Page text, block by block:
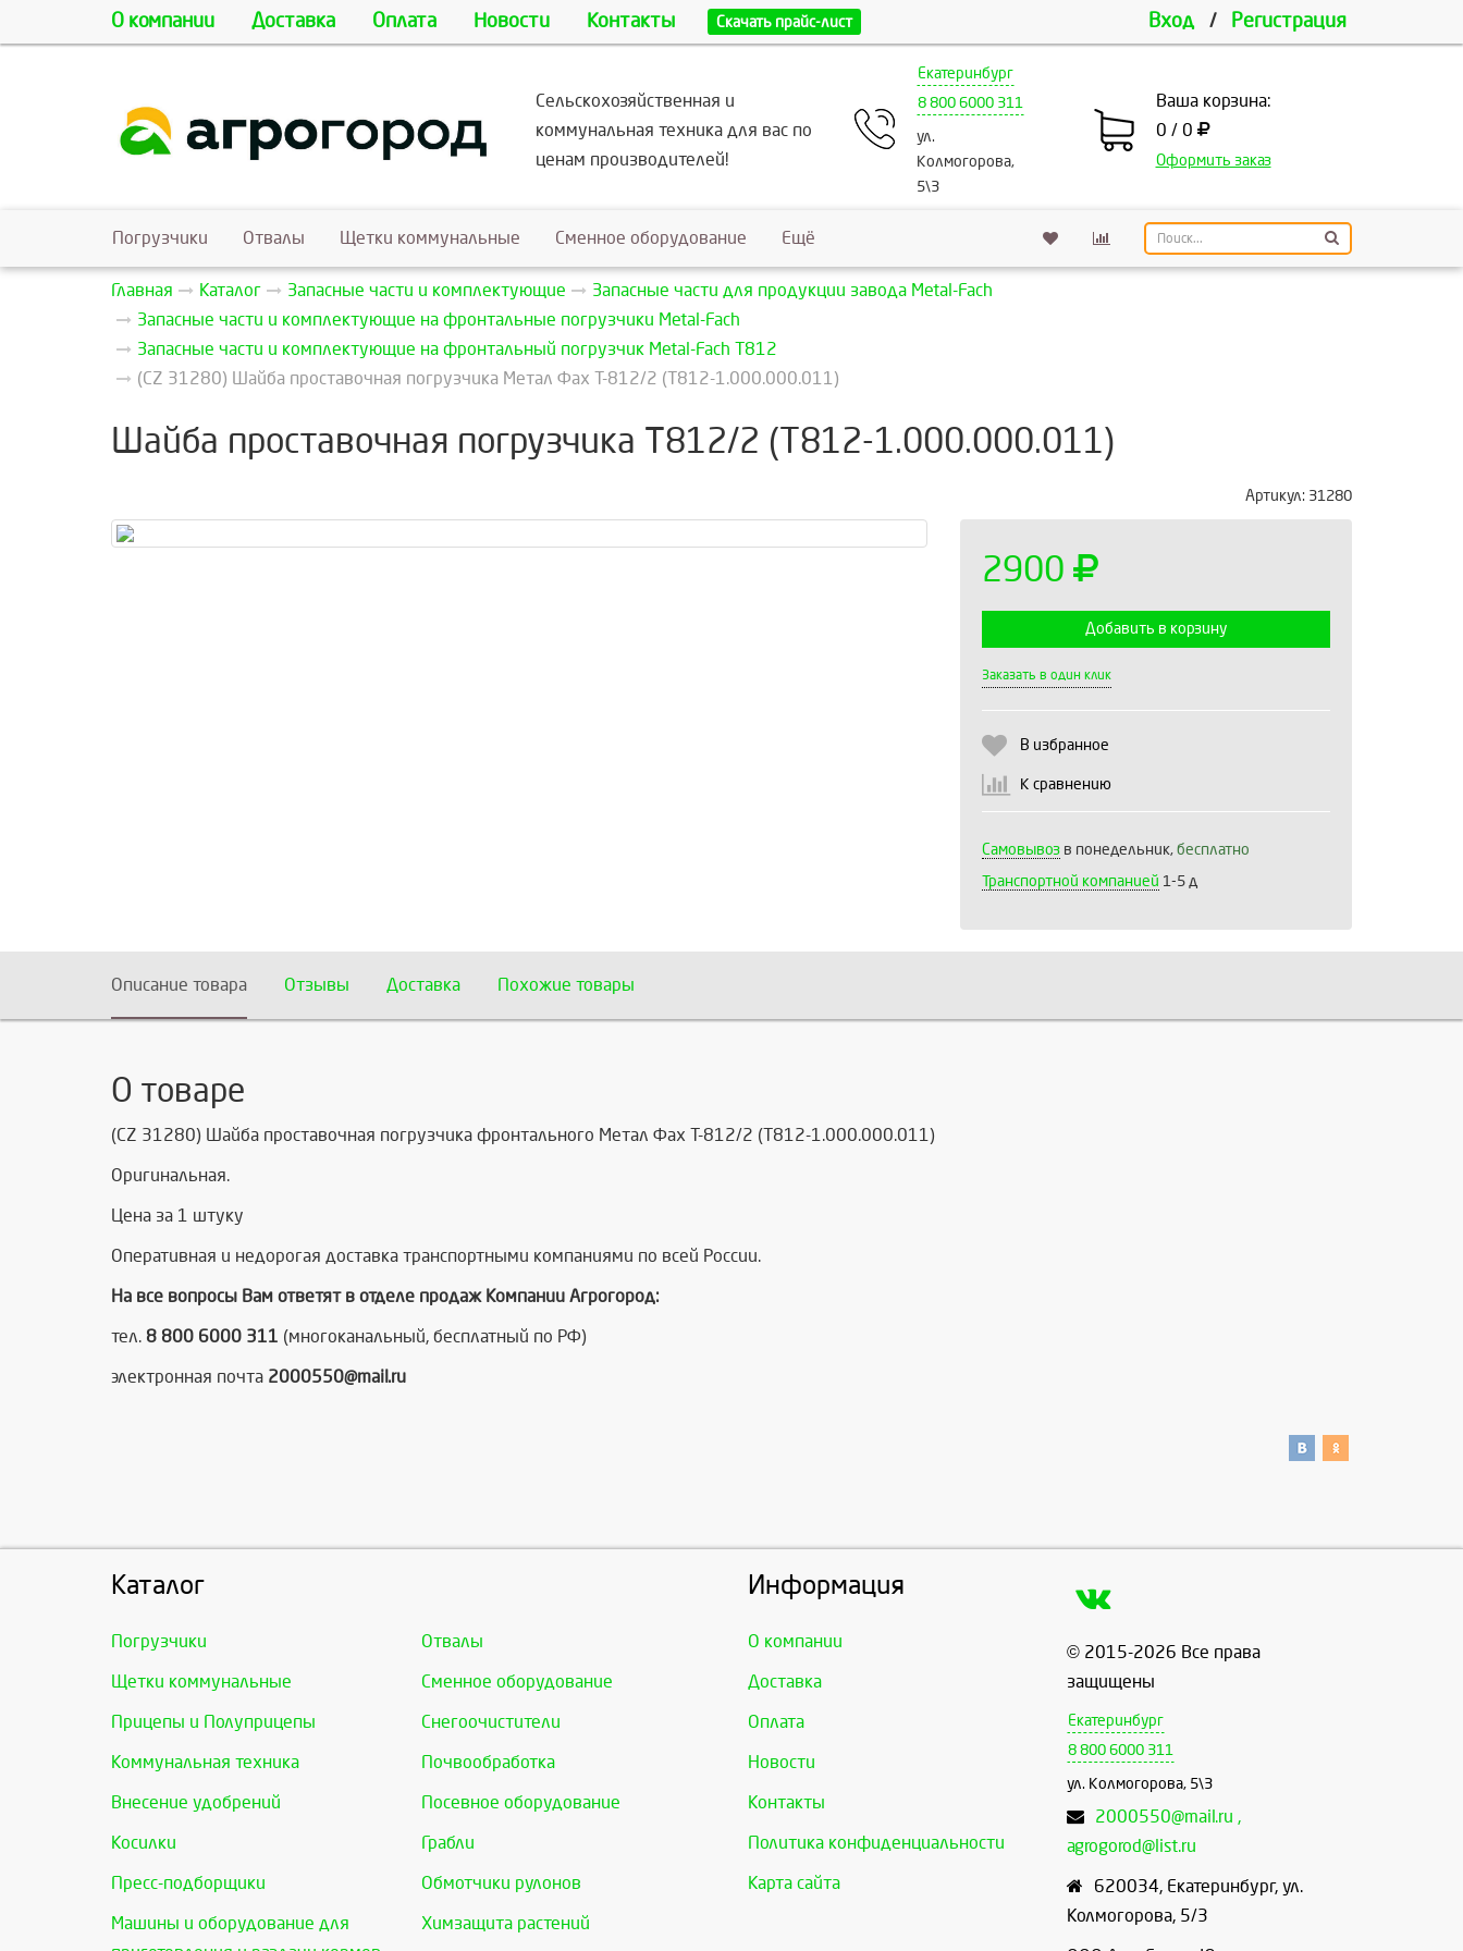
О компании Доставка Оплата Новости Контакты Скачать прайс-лист Вход / Регистрация
Сельскохозяйственная и
коммунальная техника для вас по
ценам производителей!
Екатеринбург
8 800 6000 311
ул.
Колмогорова,
5\3
Ваша корзина:
0 / 0
Оформить заказ
Погрузчики Отвалы Щетки коммунальные Сменное оборудование Ещё
Главная Каталог Запасные части и комплектующие
Запасные части для продукции завода Metal-Fach
Запасные части и комплектующие на фронтальные погрузчики Metal-Fach
Запасные части и комплектующие на фронтальный погрузчик Metal-Fach Т812
(CZ 31280) Шайба проставочная погрузчика Метал Фах Т-812/2 (T812-1.000.000.011)
Шайба проставочная погрузчика Т812/2 (T812-1.000.000.011)
Артикул: 31280
2900
Добавить в корзину
Заказать в один клик
В избранное
К сравнению
Самовывоз в понедельник, бесплатно
Транспортной компанией 1-5 д
Описание товара Отзывы Доставка Похожие товары
О товаре
(CZ 31280) Шайба проставочная погрузчика фронтального Метал Фах Т-812/2 (T812-1.000.000.011)
Оригинальная.
Цена за 1 штуку
Оперативная и недорогая доставка транспортными компаниями по всей России.
На все вопросы Вам ответят в отделе продаж Компании Агрогород:
тел. 8 800 6000 311 (многоканальный, бесплатный по РФ)
электронная почта 2000550@mail.ru
Каталог
Погрузчики Отвалы
Щетки коммунальные Сменное оборудование
Прицепы и Полуприцепы Снегоочистители
Коммунальная техника Почвообработка
Внесение удобрений Посевное оборудование
Косилки Грабли
Пресс-подборщики Обмотчики рулонов
Машины и оборудование для
Химзащита растений
Информация
О компании
Доставка
Оплата
Новости
Контакты
Политика конфиденциальности
Карта сайта
© 2015-2026 Все права
защищены
Екатеринбург
8 800 6000 311
ул. Колмогорова, 5\3
2000550@mail.ru ,
agrogorod@list.ru
620034, Екатеринбург, ул.
Колмогорова, 5/3